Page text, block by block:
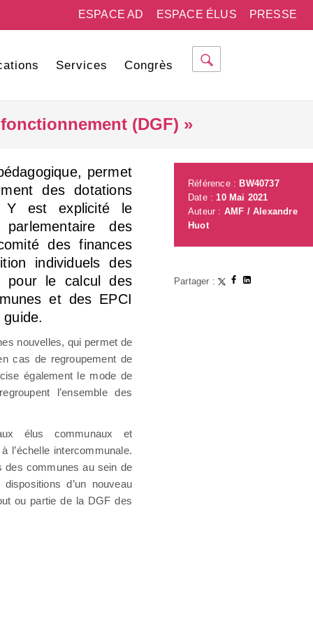
PRESSE
ESPACE ÉLUS
ESPACE AD
Services Congrès
(DGF) »
permet
des dotations
Y est explicité le
des
des finances
individuels des
pour le calcul des
et des EPCI
nouvelles, qui permet de
cas de regroupement de
également le mode de
l’ensemble des
élus communaux et
l’échelle intercommunale.
des communes au sein de
d’un nouveau
ou partie de la DGF des
Référence : BW40737
Date :10 Mai 2021
Auteur : AMF / Alexandre
Huot
Partager :